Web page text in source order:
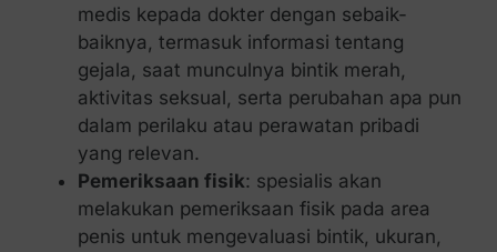
medis kepada dokter dengan sebaik-
baiknya, termasuk informasi tentang
gejala, saat munculnya bintik merah,
aktivitas seksual, serta perubahan apa pun
dalam perilaku atau perawatan pribadi
yang relevan.
Pemeriksaan fisik: spesialis akan
melakukan pemeriksaan fisik pada area
penis untuk mengevaluasi bintik, ukuran,